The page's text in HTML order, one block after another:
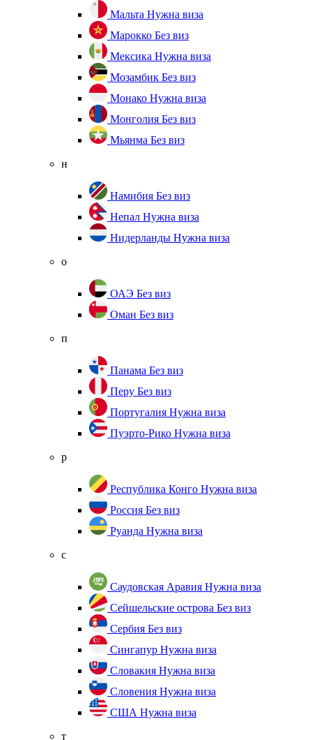
Мальта Нужна виза
Марокко Без виз
Мексика Нужна виза
Мозамбик Без виз
Монако Нужна виза
Монголия Без виз
Мьянма Без виз
н
Намибия Без виз
Непал Нужна виза
Нидерланды Нужна виза
о
ОАЭ Без виз
Оман Без виз
п
Панама Без виз
Перу Без виз
Португалия Нужна виза
Пуэрто-Рико Нужна виза
р
Республика Конго Нужна виза
Россия Без виз
Руанда Нужна виза
с
Саудовская Аравия Нужна виза
Сейшельские острова Без виз
Сербия Без виз
Сингапур Нужна виза
Словакия Нужна виза
Словения Нужна виза
США Нужна виза
т